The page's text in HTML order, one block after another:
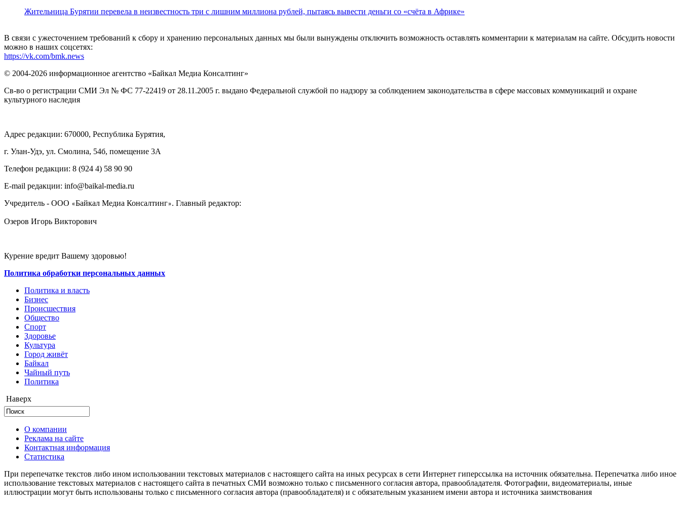
Жительница Бурятии перевела в неизвестность три с лишним миллиона рублей, пытаясь вывести деньги со «счёта в Африке»
В связи с ужесточением требований к сбору и хранению персональных данных мы были вынуждены отключить возможность оставлять комментарии к материалам на сайте. Обсудить новости
можно в наших соцсетях:
https://vk.com/bmk.news
© 2004-2026 информационное агентство «Байкал Медиа Консалтинг»
Св-во о регистрации СМИ Эл № ФС 77-22419 от 28.11.2005 г. выдано Федеральной службой по надзору за соблюдением законодательства в сфере массовых коммуникаций и охране
культурного наследия
Адрес редакции: 670000, Республика Бурятия,
г. Улан-Удэ, ул. Смолина, 54б, помещение 3А
Телефон редакции: ‎‎8 (924 4) 58 90 90
E-mail редакции: info@baikal-media.ru
Учредитель - ООО «Байкал Медиа Консалтинг». Главный редактор:
Озеров Игорь Викторович
Курение вредит Вашему здоровью!
Политика обработки персональных данных
Политика и власть
Бизнес
Происшествия
Общество
Cпорт
Здоровье
Культура
Город живёт
Байкал
Чайный путь
Политика
Наверх
О компании
Реклама на сайте
Контактная информация
Статистика
При перепечатке текстов либо ином использовании текстовых материалов с настоящего сайта на иных ресурсах в сети Интернет гиперссылка на источник обязательна. Перепечатка либо иное
использование текстовых материалов с настоящего сайта в печатных СМИ возможно только с письменного согласия автора, правообладателя. Фотографии, видеоматериалы, иные
иллюстрации могут быть использованы только с письменного согласия автора (правообладателя) и с обязательным указанием имени автора и источника заимствования